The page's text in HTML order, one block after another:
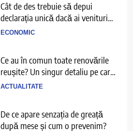
Cât de des trebuie să depui
declarația unică dacă ai venituri
independente
ECONOMIC
Ce au în comun toate renovările
reușite? Un singur detaliu pe care
puțini îl anticipează
ACTUALITATE
De ce apare senzația de greață
după mese și cum o prevenim?